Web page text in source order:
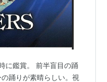
＞ 出演
伝
（1982）＜TV＞ 出
に鑑賞。 前半盲目の踊
踊りが素晴らしい。視